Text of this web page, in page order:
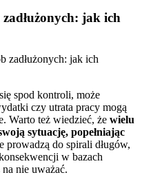
zadłużonych: jak ich
spod kontroli, może
czy utrata pracy mogą
Warto też wiedzieć, że wielu
sytuację, popełniając
prowadzą do spirali długów,
w bazach
nie uważać.